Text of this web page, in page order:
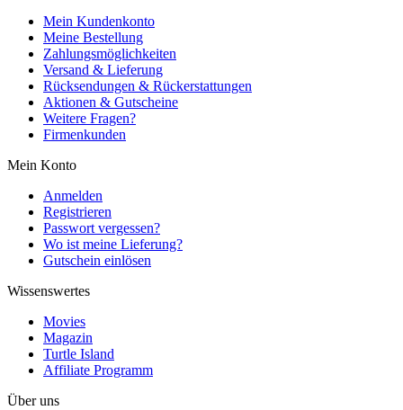
Mein Kundenkonto
Meine Bestellung
Zahlungsmöglichkeiten
Versand & Lieferung
Rücksendungen & Rückerstattungen
Aktionen & Gutscheine
Weitere Fragen?
Firmenkunden
Mein Konto
Anmelden
Registrieren
Passwort vergessen?
Wo ist meine Lieferung?
Gutschein einlösen
Wissenswertes
Movies
Magazin
Turtle Island
Affiliate Programm
Über uns